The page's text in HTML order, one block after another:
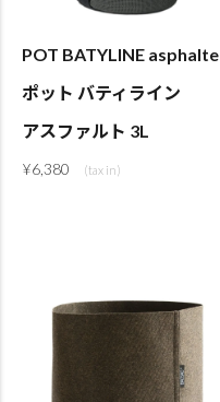
POT BATYLINE asphalte
ポット バティライン
アスファルト 3L
¥6,380